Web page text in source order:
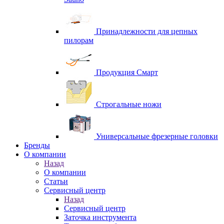
Принадлежности для цепных
пилорам
Продукция Смарт
Строгальные ножи
Универсальные фрезерные головки
Бренды
O компании
Назад
O компании
Статьи
Сервисный центр
Назад
Сервисный центр
Заточка инструмента